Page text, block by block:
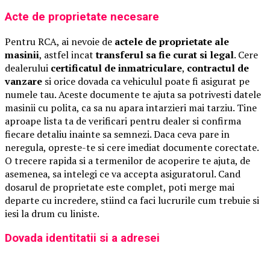
Acte de proprietate necesare
Pentru RCA, ai nevoie de actele de proprietate ale
masinii, astfel incattransferul sa fie curat si legal. Cere
dealerului certificatul de inmatriculare, contractul de
vanzare si orice dovada ca vehiculul poate fi asigurat pe
numele tau. Aceste documente te ajuta sa potrivesti datele
masinii cu polita, ca sa nu apara intarzieri mai tarziu. Tine
aproape lista ta de verificari pentru dealer si confirma
fiecare detaliu inainte sa semnezi. Daca ceva pare in
neregula, opreste-te si cere imediat documente corectate.
O trecere rapida si a termenilor de acoperire te ajuta, de
asemenea, sa intelegi ce va accepta asiguratorul. Cand
dosarul de proprietate este complet, poti merge mai
departe cu incredere, stiind ca faci lucrurile cum trebuie si
iesi la drum cu liniste.
Dovada identitatii si a adresei